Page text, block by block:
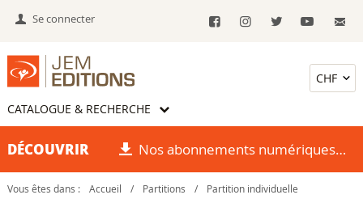
Se connecter
CATALOGUE & RECHERCHE
DÉCOUVRIR Nos abonnements numériques
Vous êtes dans : Accueil / Partitions / Partition individuelle